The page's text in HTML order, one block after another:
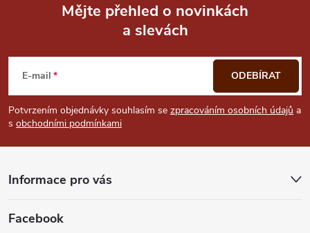
p
a
Mějte přehled o novinkách
a slevách
E-mail
Potvrzením objednávky souhlasím se zpracováním osobních údajů a
s obchodními podmínkami
ODEBÍRAT
Informace pro vás
Facebook